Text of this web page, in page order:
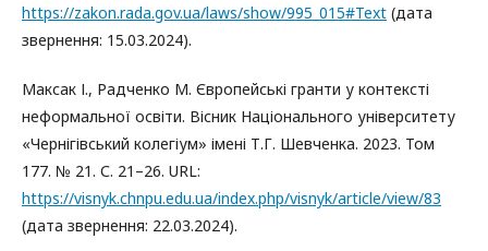
https://zakon.rada.gov.ua/laws/show/995_015#Text (дата
звернення: 15.03.2024).
Максак І., Радченко М. Європейські гранти у контексті
неформальної освіти. Вісник Національного університету
«Чернігівський колегіум» імені Т.Г. Шевченка. 2023. Том
177. № 21. С. 21–26. URL:
https://visnyk.chnpu.edu.ua/index.php/visnyk/article/view/83
(дата звернення: 22.03.2024).